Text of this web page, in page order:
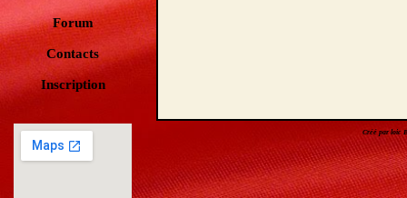
Forum
Contacts
Inscription
Créé par loic